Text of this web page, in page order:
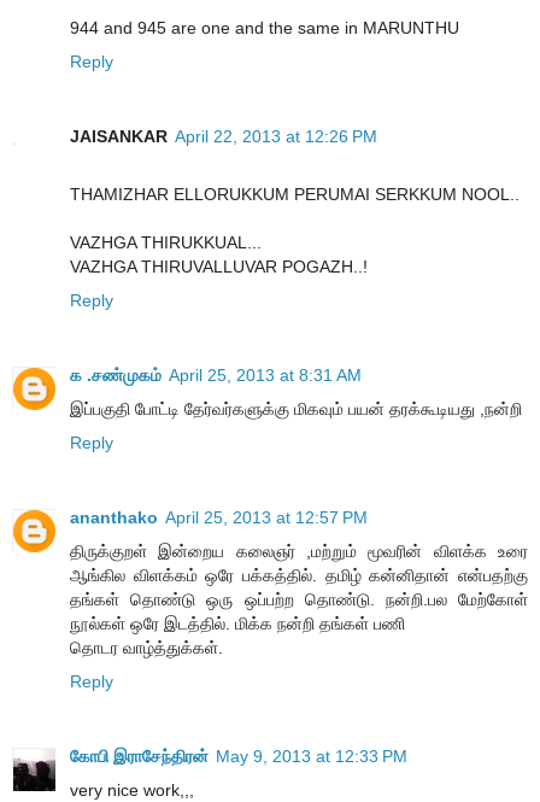
944 and 945 are one and the same in MARUNTHU
Reply
JAISANKAR April 22, 2013 at 12:26 PM
THAMIZHAR ELLORUKKUM PERUMAI SERKKUM NOOL..
VAZHGA THIRUKKUAL...
VAZHGA THIRUVALLUVAR POGAZH..!
Reply
க .சண்முகம் April 25, 2013 at 8:31 AM
இப்பகுதி போட்டி தேர்வர்களுக்கு மிகவும் பயன் தரக்கூடியது ,நன்றி
Reply
ananthako April 25, 2013 at 12:57 PM
திருக்குறள் இன்றைய கலைஞர் ,மற்றும் மூவரின் விளக்க உரை
ஆங்கில விளக்கம் ஒரே பக்கத்தில். தமிழ் கன்னிதான் என்பதற்கு
தங்கள் தொண்டு ஒரு ஒப்பற்ற தொண்டு. நன்றி.பல மேற்கோள்
நூல்கள் ஒரே இடத்தில். மிக்க நன்றி தங்கள் பணி
தொடர வாழ்த்துக்கள்.
Reply
கோபி இராசேந்திரன் May 9, 2013 at 12:33 PM
very nice work,,,